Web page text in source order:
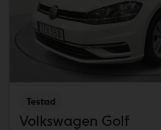
Testad
Volkswagen Golf